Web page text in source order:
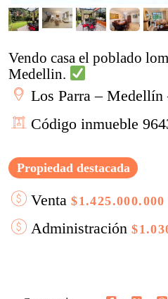
Vendo casa el poblado
Medellin.
Los Parra – Medellín
Código inmueble
Propiedad destacada
Venta$1.425.000.000
Administración